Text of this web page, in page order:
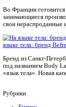
Мы
Mimaki любых
Статьи по
магазин
В сентябре 2019-
и продажей